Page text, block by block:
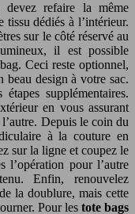
refaire la même
tissu dédiés à l’intérieur.
sur le côté réservé au
il est possible
Ceci reste optionnel,
beau design à votre sac.
supplémentaires.
en vous assurant
Depuis le coin du
à la couture en
sur la ligne et coupez le
l’opération pour l’autre
Enfin, renouvelez
la doublure, mais cette
Pour les tote bags